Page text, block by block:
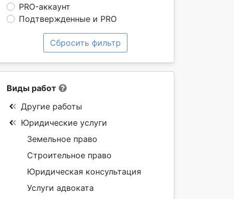
PRO-аккаунт
Подтвержденные и PRO
Сбросить фильтр
Виды работ
Другие работы
Юридические услуги
Земельное право
Строительное право
Юридическая консультация
Услуги адвоката